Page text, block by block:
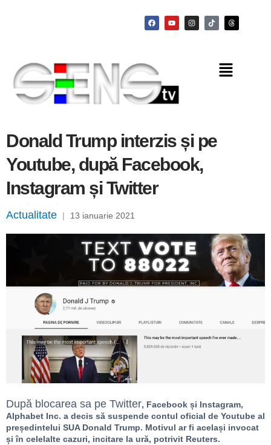
Donald Trump interzis și pe
Youtube, după Facebook,
Instagram și Twitter
Actualitate | 13 ianuarie 2021
După blocarea sa pe Twitter, Facebook și Instagram,
Alphabet Inc. a decis să suspende contul oficial de Youtube al
președintelui SUA Donald Trump. Motivul ar fi același invocat
și în celelalte cazuri, incitare la ură, potrivit Reuters.